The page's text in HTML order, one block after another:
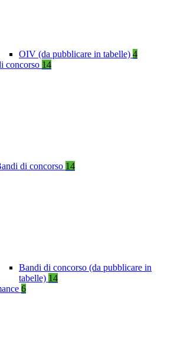
OIV (da pubblicare in tabelle) 4
concorso 14
di concorso 14
Bandi di concorso (da pubblicare in
tabelle) 14
6